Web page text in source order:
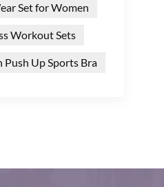
Set for Women
Workout Sets
Push Up Sports Bra